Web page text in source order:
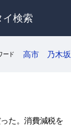
検索
ード 高市 乃木坂
た。消費減税を